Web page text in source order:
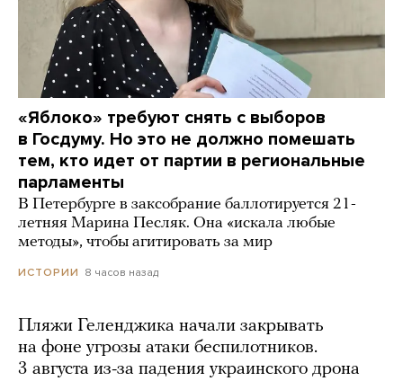
«Яблоко» требуют снять с выборов
в Госдуму. Но это не должно помешать
тем, кто идет от партии в региональные
парламенты
В Петербурге в заксобрание баллотируется 21-
летняя Марина Песляк. Она «искала любые
методы», чтобы агитировать за мир
ИСТОРИИ 8 часов назад
Пляжи Геленджика начали закрывать
на фоне угрозы атаки беспилотников.
3 августа из-за падения украинского дрона